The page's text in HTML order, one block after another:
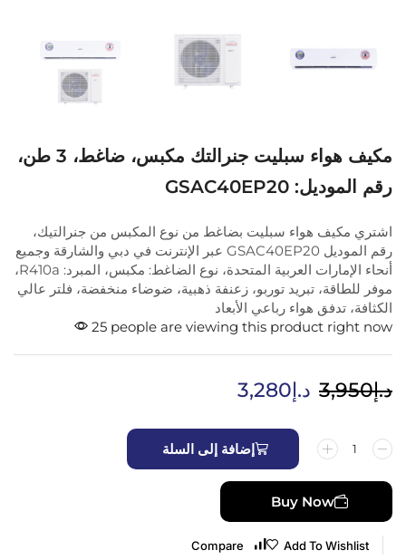
مكيف هواء سبليت جنرالتك مكبس، ضاغط، 3 طن،
رقم الموديل: GSAC40EP20
اشتري مكيف هواء سبليت بضاغط من نوع المكبس من جنرالتيك،
رقم الموديل GSAC40EP20 عبر الإنترنت في دبي والشارقة وجميع
أنحاء الإمارات العربية المتحدة، نوع الضاغط: مكبس، المبرد: R410a،
موفر للطاقة، تبريد توربو، زعنفة ذهبية، ضوضاء منخفضة، فلتر عالي
الكثافة، تدفق هواء رباعي الأبعاد
25 people are viewing this product right now
د.إ3,950 د.إ3,280
إضافة إلى السلة
Buy Now
Add To Wishlist
Compare